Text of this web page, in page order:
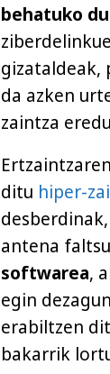
behatuko du
gizataldeak,
da azken
zaintza
Ertzaintzaren
ditu hiper-
antena
softwarea,
egin
erabiltzen
bakarrik